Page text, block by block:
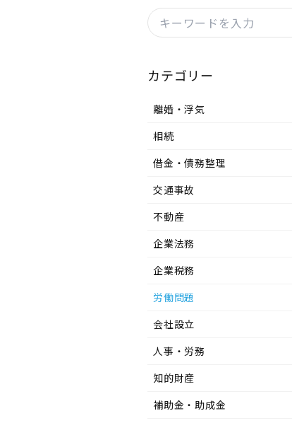
カテゴリー
離婚・浮気
相続
借金・債務整理
交通事故
不動産
企業法務
企業税務
労働問題
会社設立
人事・労務
知的財産
補助金・助成金